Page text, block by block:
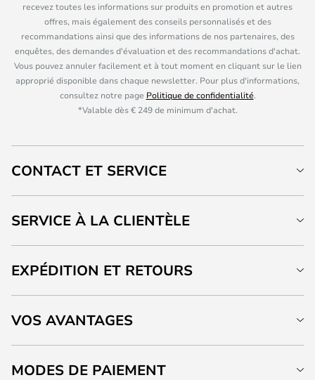
recevez toutes les informations sur produits en promotion et autres
offres, mais également des conseils personnalisés et des
recommandations ainsi que des informations de nos partenaires, des
enquêtes, des demandes d'évaluation et des recommandations d'achat.
Vous pouvez annuler facilement et à tout moment en cliquant sur le lien
approprié disponible dans chaque newsletter. Pour plus d'informations,
consultez notre page Politique de confidentialité.
*Valable dès € 249 de minimum d'achat.
CONTACT ET SERVICE
SERVICE À LA CLIENTÈLE
EXPÉDITION ET RETOURS
VOS AVANTAGES
MODES DE PAIEMENT